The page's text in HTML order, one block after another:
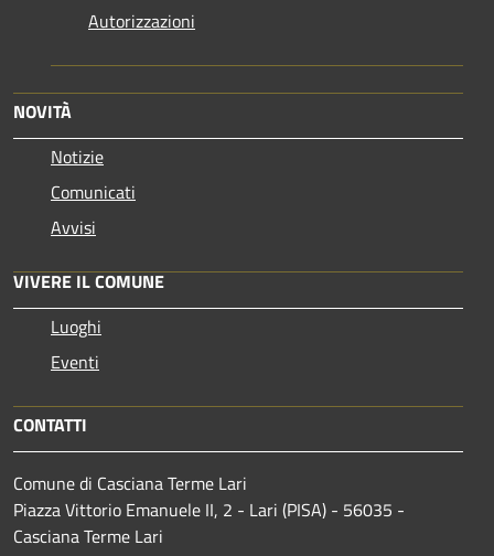
Autorizzazioni
NOVITÀ
Notizie
Comunicati
Avvisi
VIVERE IL COMUNE
Luoghi
Eventi
CONTATTI
Comune di Casciana Terme Lari
Piazza Vittorio Emanuele II, 2 - Lari (PISA) - 56035 -
Casciana Terme Lari